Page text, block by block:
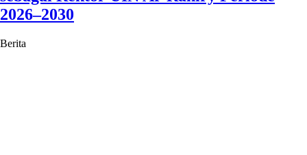
2026–2030
Berita